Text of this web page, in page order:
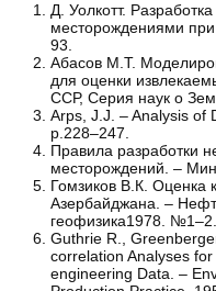
Д. Уолкотт.
месторождениями
93.
Абасов М.Т.
для оценки
ССР, Серия наук о
Arps, J.J. – Analysis of
р.228–247.
Правила разработки
месторождений. –
Гомзиков В.К. Оценка
Азербайджана. –
геофизика1978. №1–2.
Guthrie R.,
correlation Analyses
engineering Data. –